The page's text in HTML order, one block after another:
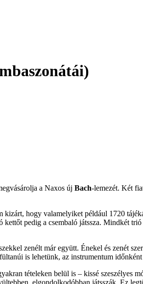
a Naxos új Bach-lemezét. Két
kizárt, hogy valamelyiket például 1720
pedig a csembaló játssza. Mindkét
zenélt már együtt. Énekel és zenét
is lehetünk, az instrumentum
tételeken belül is – kissé szeszélyes